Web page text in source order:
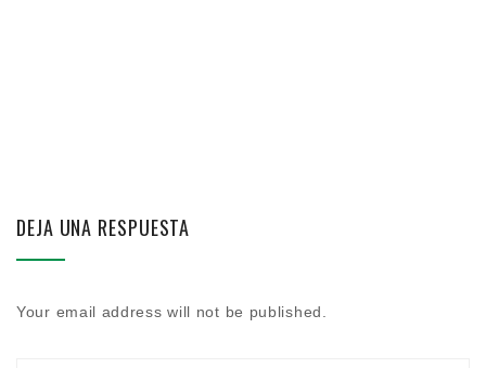
DEJA UNA RESPUESTA
Your email address will not be published.